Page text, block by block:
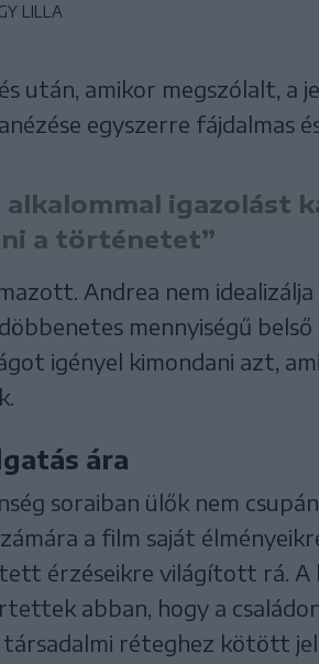
LILLA
után, amikor megszólalt, a
egyszerre fájdalmas
alkalommal igazolást
a történetet”
Andrea nem
mennyiségű
igényel kimondani azt,
ára
soraiban ülők nem
a film saját
érzéseikre világított rá. A
abban, hogy a
társadalmi réteghez kötött